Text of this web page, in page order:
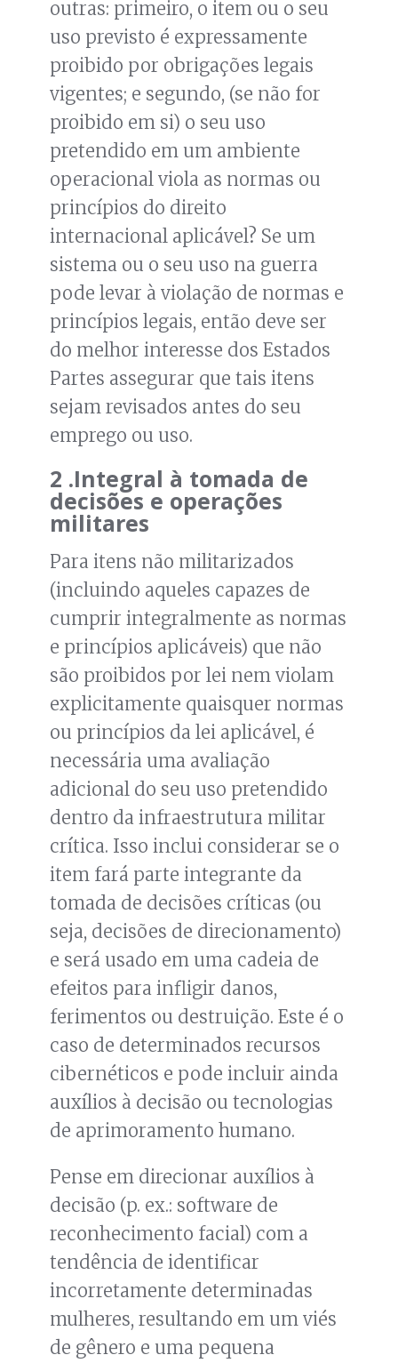
outras: primeiro, o item ou o seu
uso previsto é expressamente
proibido por obrigações legais
vigentes; e segundo, (se não for
proibido em si) o seu uso
pretendido em um ambiente
operacional viola as normas ou
princípios do direito
internacional aplicável? Se um
sistema ou o seu uso na guerra
pode levar à violação de normas e
princípios legais, então deve ser
do melhor interesse dos Estados
Partes assegurar que tais itens
sejam revisados antes do seu
emprego ou uso.
2 .Integral à tomada de
decisões e operações
militares
Para itens não militarizados
(incluindo aqueles capazes de
cumprir integralmente as normas
e princípios aplicáveis) que não
são proibidos por lei nem violam
explicitamente quaisquer normas
ou princípios da lei aplicável, é
necessária uma avaliação
adicional do seu uso pretendido
dentro da infraestrutura militar
crítica. Isso inclui considerar se o
item fará parte integrante da
tomada de decisões críticas (ou
seja, decisões de direcionamento)
e será usado em uma cadeia de
efeitos para infligir danos,
ferimentos ou destruição. Este é o
caso de determinados recursos
cibernéticos e pode incluir ainda
auxílios à decisão ou tecnologias
de aprimoramento humano.
Pense em direcionar auxílios à
decisão (p. ex.: software de
reconhecimento facial) com a
tendência de identificar
incorretamente determinadas
mulheres, resultando em um viés
de gênero e uma pequena